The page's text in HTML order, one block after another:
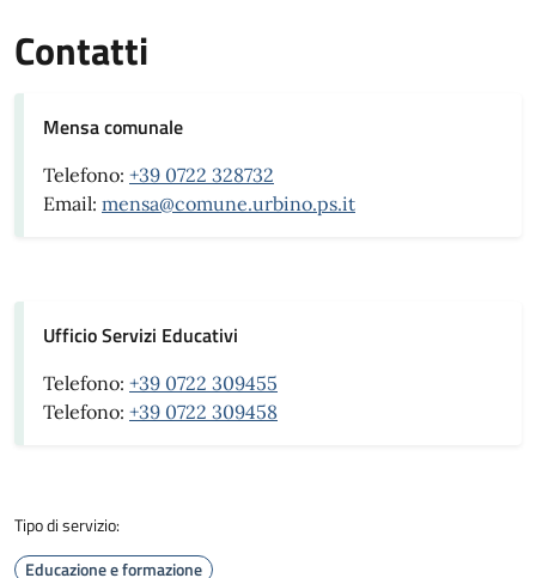
Contatti
Mensa comunale
Telefono: +39 0722 328732
Email: mensa@comune.urbino.ps.it
Ufficio Servizi Educativi
Telefono: +39 0722 309455
Telefono: +39 0722 309458
Tipo di servizio:
Educazione e formazione